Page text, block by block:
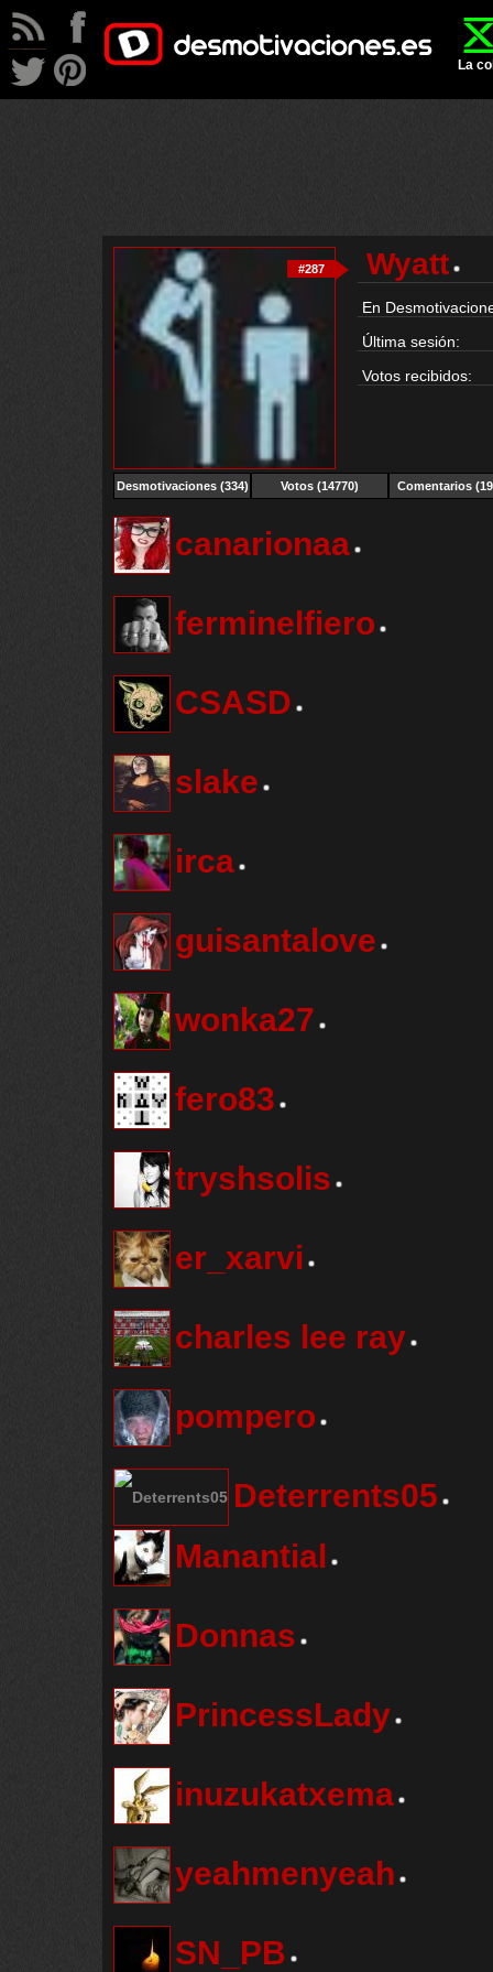
La
#287 Wyatt
En
Última sesión:
Votos recibidos:
Desmotivaciones (334) Votos (14770) Comentarios
canarionaa
ferminelfiero
CSASD
slake
irca
guisantalove
wonka27
fero83
tryshsolis
er_xarvi
charles lee ray
pompero
Deterrents05
Manantial
Donnas
PrincessLady
inuzukatxema
yeahmenyeah
SN_PB